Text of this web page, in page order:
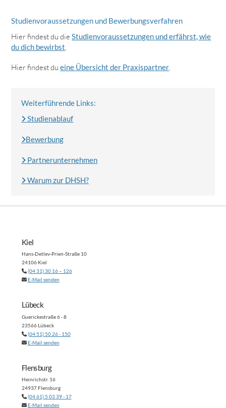
Studienvoraussetzungen und Bewerbungsverfahren
Hier findest du dieStudienvoraussetzungen und erfährst, wie
du dich bewirbst
Hier findest dueine Übersicht der Praxispartner.
Weiterführende Links:
Studienablauf
Bewerbung
Partnerunternehmen
Warum zur DHSH?
Kiel
Hans-Detlev-Prien-Straße 10
24106 Kiel
(04 31) 30 16 – 126
E-Mail senden
Lübeck
Guerickestraße 6 - 8
23566 Lübeck
(04 51) 50 26 - 150
E-Mail senden
Flensburg
Heinrichstr. 16
24937 Flensburg
(04 61) 5 03 39 - 17
E-Mail senden